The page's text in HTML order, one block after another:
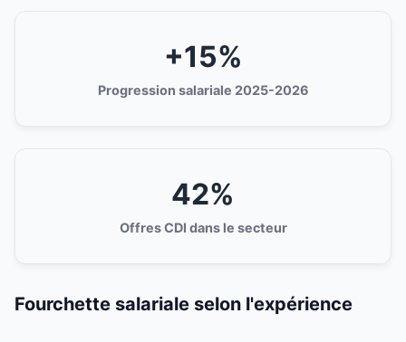
+15%
Progression salariale 2025-2026
42%
Offres CDI dans le secteur
Fourchette salariale selon l'expérience